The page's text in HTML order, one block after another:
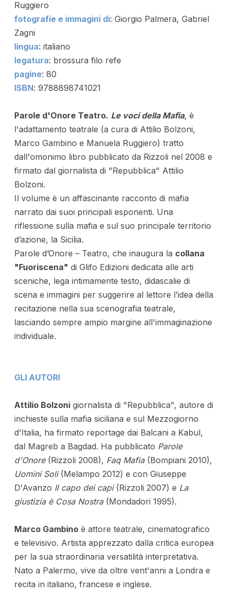
Ruggiero
fotografie e immagini di: Giorgio Palmera, Gabriel
Zagni
lingua: italiano
legatura: brossura filo refe
pagine: 80
ISBN: 9788898741021
Parole d'Onore Teatro. Le voci della Mafia, è
l'adattamento teatrale (a cura di Attilio Bolzoni,
Marco Gambino e Manuela Ruggiero) tratto
dall'omonimo libro pubblicato da Rizzoli nel 2008 e
firmato dal giornalista di "Repubblica" Attilio
Bolzoni.
Il volume è un affascinante racconto di mafia
narrato dai suoi principali esponenti. Una
riflessione sulla mafia e sul suo principale territorio
d’azione, la Sicilia.
Parole d’Onore – Teatro, che inaugura la collana
"Fuoriscena" di Glifo Edizioni dedicata alle arti
sceniche, lega intimamente testo, didascalie di
scena e immagini per suggerire al lettore l’idea della
recitazione nella sua scenografia teatrale,
lasciando sempre ampio margine all'immaginazione
individuale.
GLI AUTORI
Attilio Bolzoni giornalista di "Repubblica", autore di
inchieste sulla mafia siciliana e sul Mezzogiorno
d'Italia, ha firmato reportage dai Balcani a Kabul,
dal Magreb a Bagdad. Ha pubblicato Parole
d'Onore(Rizzoli 2008), Faq Mafia(Bompiani 2010),
Uomini Soli(Melampo 2012) e con Giuseppe
D'Avanzo Il capo dei capi(Rizzoli 2007) e La
giustizia è Cosa Nostra(Mondadori 1995).
Marco Gambino è attore teatrale, cinematografico
e televisivo. Artista apprezzato dalla critica europea
per la sua straordinaria versatilità interpretativa.
Nato a Palermo, vive da oltre vent'anni a Londra e
recita in italiano, francese e inglese.